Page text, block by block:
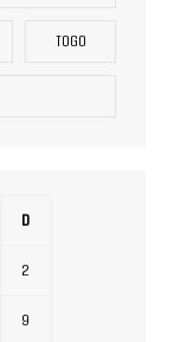
TOGO
D
2
9